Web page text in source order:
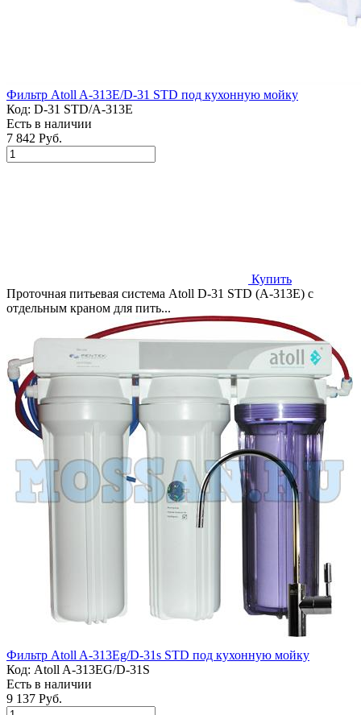
Фильтр Atoll A-313E/D-31 STD под кухонную мойку
Код: D-31 STD/A-313E
Есть в наличии
7 842 Руб.
Купить
Проточная питьевая система Atoll D-31 STD (A-313E) с
отдельным краном для пить...
Фильтр Atoll A-313Eg/D-31s STD под кухонную мойку
Код: Atoll A-313EG/D-31S
Есть в наличии
9 137 Руб.